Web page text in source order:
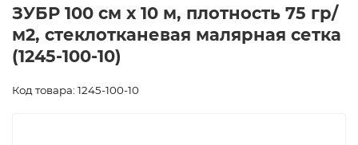
ЗУБР 100 см х 10 м, плотность 75 гр/
м2, стеклотканевая малярная сетка
(1245-100-10)
Код товара: 1245-100-10